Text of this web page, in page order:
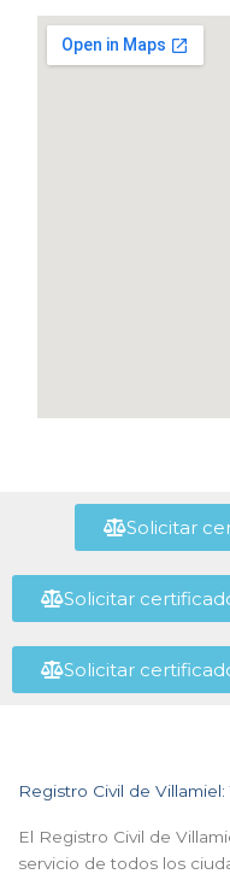
Solicitar
Solicitar
Solicitar
Registro Civil de
El Registro Civil de
servicio de todos los